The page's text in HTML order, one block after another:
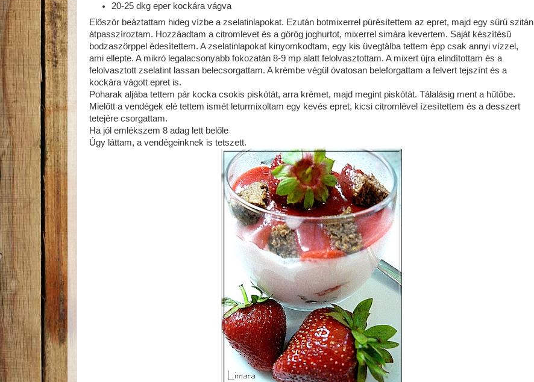
20-25 dkg eper kockára vágva
Először beáztattam hideg vízbe a zselatinlapokat. Ezután botmixerrel pürésítettem az epret, majd egy sűrű szitán
átpasszíroztam. Hozzáadtam a citromlevet és a görög joghurtot, mixerrel simára kevertem. Saját készítésű
bodzaszörppel édesítettem. A zselatinlapokat kinyomkodtam, egy kis üvegtálba tettem épp csak annyi vízzel,
ami ellepte. A mikró legalacsonyabb fokozatán 8-9 mp alatt felolvasztottam. A mixert újra elindítottam és a
felolvasztott zselatint lassan belecsorgattam. A krémbe végül óvatosan beleforgattam a felvert tejszínt és a
kockára vágott epret is.
Poharak aljába tettem pár kocka csokis piskótát, arra krémet, majd megint piskótát. Tálalásig ment a hűtőbe.
Mielőtt a vendégek elé tettem ismét leturmixoltam egy kevés epret, kicsi citromlével ízesítettem és a desszert
tetejére csorgattam.
Ha jól emlékszem 8 adag lett belőle
Úgy láttam, a vendégeinknek is tetszett.